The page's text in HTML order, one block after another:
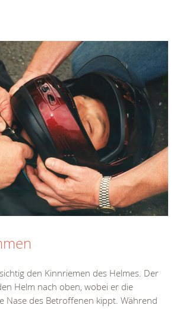
den Kinnriemen des Helmes. Der
Helm nach oben, wobei er die
Nase des Betroffenen kippt. Während